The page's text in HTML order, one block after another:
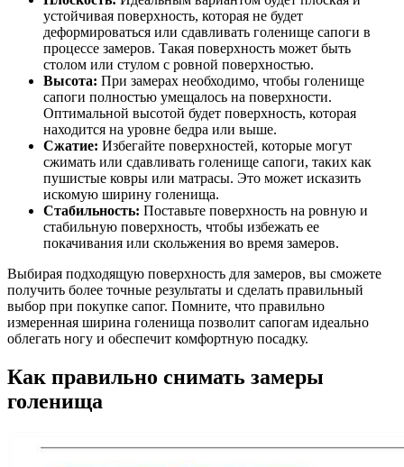
устойчивая поверхность, которая не будет
деформироваться или сдавливать голенище сапоги в
процессе замеров. Такая поверхность может быть
столом или стулом с ровной поверхностью.
Высота: При замерах необходимо, чтобы голенище
сапоги полностью умещалось на поверхности.
Оптимальной высотой будет поверхность, которая
находится на уровне бедра или выше.
Сжатие: Избегайте поверхностей, которые могут
сжимать или сдавливать голенище сапоги, таких как
пушистые ковры или матрасы. Это может исказить
искомую ширину голенища.
Стабильность: Поставьте поверхность на ровную и
стабильную поверхность, чтобы избежать ее
покачивания или скольжения во время замеров.
Выбирая подходящую поверхность для замеров, вы сможете
получить более точные результаты и сделать правильный
выбор при покупке сапог. Помните, что правильно
измеренная ширина голенища позволит сапогам идеально
облегать ногу и обеспечит комфортную посадку.
Как правильно снимать замеры
голенища